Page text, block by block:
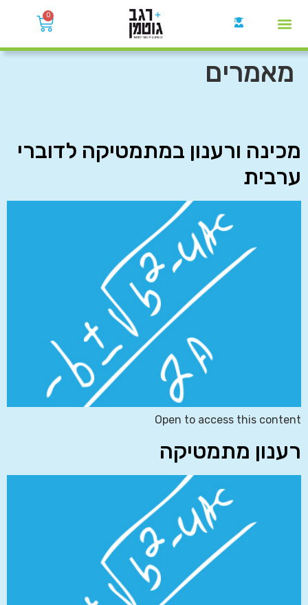
0
מאמרים
מכינה ורענון במתמטיקה לדוברי
ערבית
Open to access this content
רענון מתמטיקה